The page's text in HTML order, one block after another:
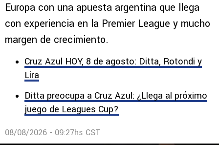
Europa con una apuesta argentina que llega
con experiencia en la Premier League y mucho
margen de crecimiento.
Cruz Azul HOY, 8 de agosto: Ditta, Rotondi y
Lira
Ditta preocupa a Cruz Azul: ¿Llega al próximo
juego de Leagues Cup?
08/08/2026 - 09:27hs CST